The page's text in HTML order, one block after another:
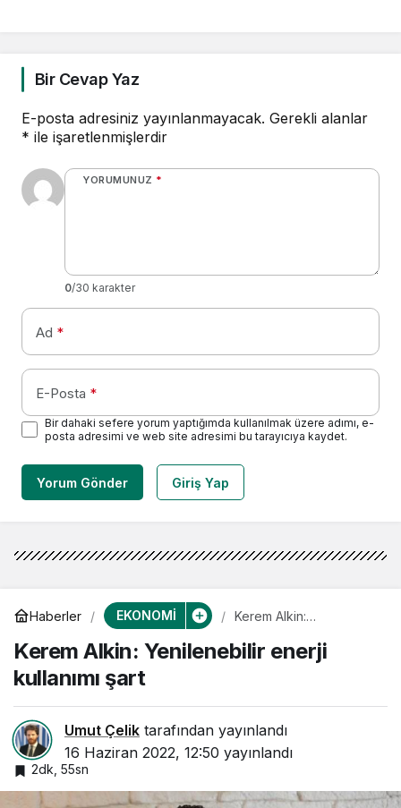
Bir Cevap Yaz
E-posta adresiniz yayınlanmayacak. Gerekli alanlar
* ile işaretlenmişlerdir
YORUMUNUZ *
0/30 karakter
Ad *
E-Posta *
Bir dahaki sefere yorum yaptığımda kullanılmak üzere adımı, e-
posta adresimi ve web site adresimi bu tarayıcıya kaydet.
Yorum Gönder Giriş Yap
Haberler EKONOMİ
Kerem Alkin:
kullanımı şart
Kerem Alkin: Yenilenebilir enerji
kullanımı şart
Umut Çelik tarafından yayınlandı
16 Haziran 2022, 12:50 yayınlandı
2dk, 55sn